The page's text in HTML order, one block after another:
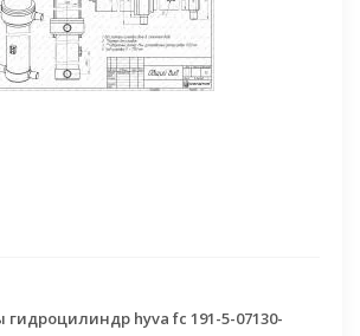
hyva fc 191-5-07130-014a-k1295